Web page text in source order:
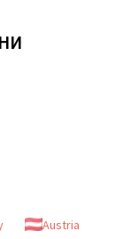
Austria